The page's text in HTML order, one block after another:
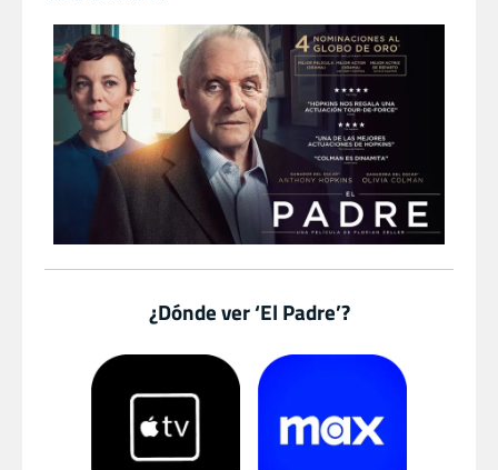
¿Dónde ver ‘El Padre’?